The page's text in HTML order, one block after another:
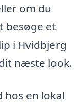
om du
besøge et
i Hvidbjerg
næste look.
hos en lokal